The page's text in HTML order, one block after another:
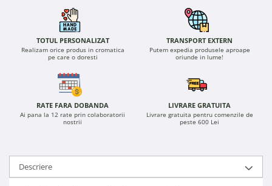
TOTUL PERSONALIZAT
Realizam orice produs in cromatica
pe care o doresti
TRANSPORT EXTERN
Putem expedia produsele aproape
oriunde in lume!
RATE FARA DOBANDA
Ai pana la 12 rate prin colaboratorii
nostrii
LIVRARE GRATUITA
Livrare gratuita pentru comenzile de
peste 600 Lei
Descriere